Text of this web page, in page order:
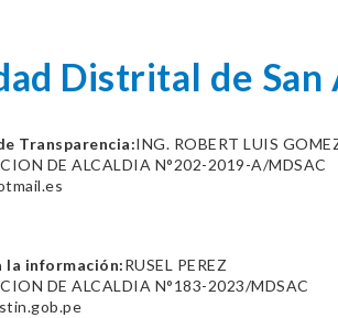
Distrital de San
Transparencia:ING. ROBERT LUIS
DE ALCALDIA N°202-2019-A/MDSAC
la información:RUSEL PEREZ
DE ALCALDIA N°183-2023/MDSAC